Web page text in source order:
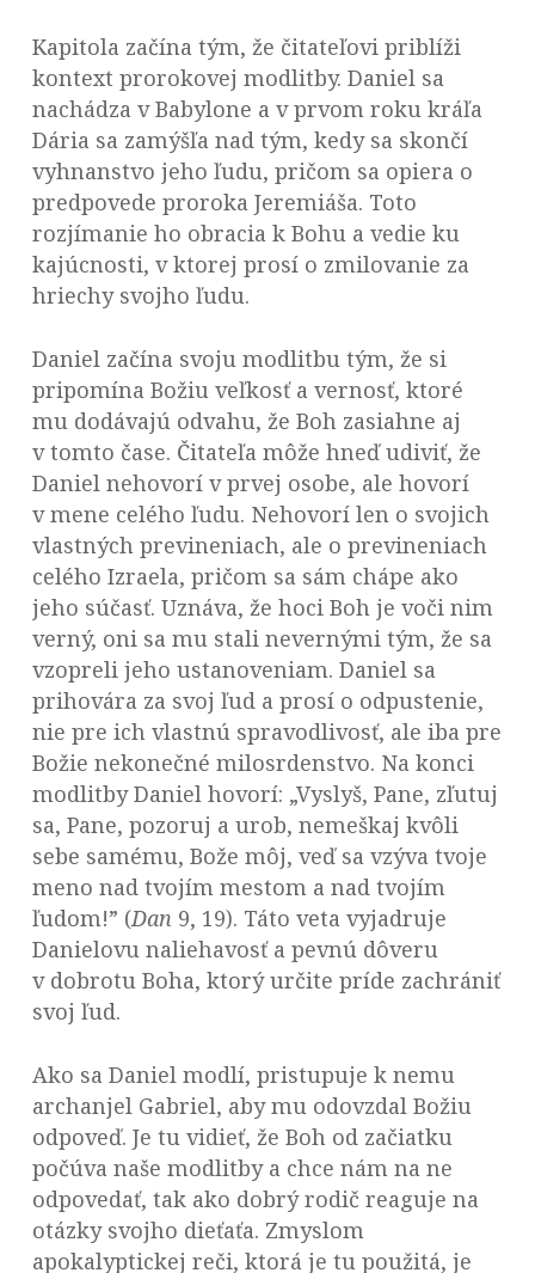
Kapitola začína tým, že čitateľovi priblíži
kontext prorokovej modlitby. Daniel sa
nachádza v Babylone a v prvom roku kráľa
Dária sa zamýšľa nad tým, kedy sa skončí
vyhnanstvo jeho ľudu, pričom sa opiera o
predpovede proroka Jeremiáša. Toto
rozjímanie ho obracia k Bohu a vedie ku
kajúcnosti, v ktorej prosí o zmilovanie za
hriechy svojho ľudu.
Daniel začína svoju modlitbu tým, že si
pripomína Božiu veľkosť a vernosť, ktoré
mu dodávajú odvahu, že Boh zasiahne aj
v tomto čase. Čitateľa môže hneď udiviť, že
Daniel nehovorí v prvej osobe, ale hovorí
v mene celého ľudu. Nehovorí len o svojich
vlastných previneniach, ale o previneniach
celého Izraela, pričom sa sám chápe ako
jeho súčasť. Uznáva, že hoci Boh je voči nim
verný, oni sa mu stali nevernými tým, že sa
vzopreli jeho ustanoveniam. Daniel sa
prihovára za svoj ľud a prosí o odpustenie,
nie pre ich vlastnú spravodlivosť, ale iba pre
Božie nekonečné milosrdenstvo. Na konci
modlitby Daniel hovorí: „Vyslyš, Pane, zľutuj
sa, Pane, pozoruj a urob, nemeškaj kvôli
sebe samému, Bože môj, veď sa vzýva tvoje
meno nad tvojím mestom a nad tvojím
ľudom!” (Dan 9, 19). Táto veta vyjadruje
Danielovu naliehavosť a pevnú dôveru
v dobrotu Boha, ktorý určite príde zachrániť
svoj ľud.
Ako sa Daniel modlí, pristupuje k nemu
archanjel Gabriel, aby mu odovzdal Božiu
odpoveď. Je tu vidieť, že Boh od začiatku
počúva naše modlitby a chce nám na ne
odpovedať, tak ako dobrý rodič reaguje na
otázky svojho dieťaťa. Zmyslom
apokalyptickej reči, ktorá je tu použitá, je